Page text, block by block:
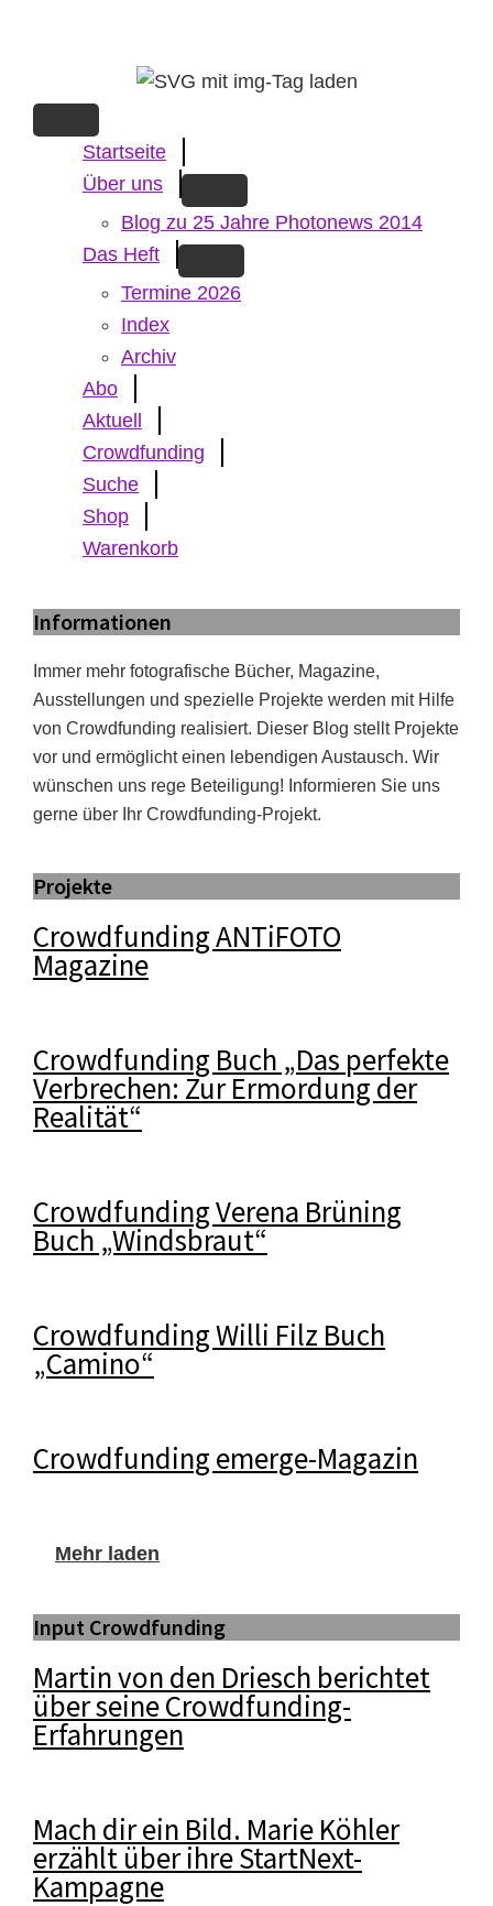
content
Startseite
Über uns
Blog zu 25 Jahre Photonews 2014
Das Heft
Termine 2026
Index
Archiv
Abo
Aktuell
Crowdfunding
Suche
Shop
Warenkorb
Informationen
Immer mehr fotografische Bücher, Magazine,
Ausstellungen und spezielle Projekte werden mit Hilfe
von Crowdfunding realisiert. Dieser Blog stellt Projekte
vor und ermöglicht einen lebendigen Austausch. Wir
wünschen uns rege Beteiligung! Informieren Sie uns
gerne über Ihr Crowdfunding-Projekt.
Projekte
Crowdfunding ANTiFOTO
Magazine
Crowdfunding Buch „Das perfekte
Verbrechen: Zur Ermordung der
Realität“
Crowdfunding Verena Brüning
Buch „Windsbraut“
Crowdfunding Willi Filz Buch
„Camino“
Crowdfunding emerge-Magazin
Mehr laden
Input Crowdfunding
Martin von den Driesch berichtet
über seine Crowdfunding-
Erfahrungen
Mach dir ein Bild. Marie Köhler
erzählt über ihre StartNext-
Kampagne